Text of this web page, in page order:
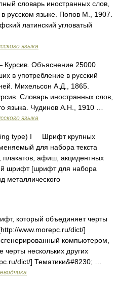
словарь иностранных слов,
русском языке. Попов М., 1907.
латинский угловатый
языка
Курсив. Объяснение 25000
в употребление в русский
Михельсон А.Д., 1865.
Словарь иностранных слов,
языка. Чудинов А.Н., 1910 …
языка
type) I Шрифт крупных
для набора текста
плакатов, афиш, акцидентных
шрифт [шрифт для набора
металлического
который объединяет черты
www.morepc.ru/dict/]
компьютером,
черты нескольких других
dict/] Тематики&#8230; …